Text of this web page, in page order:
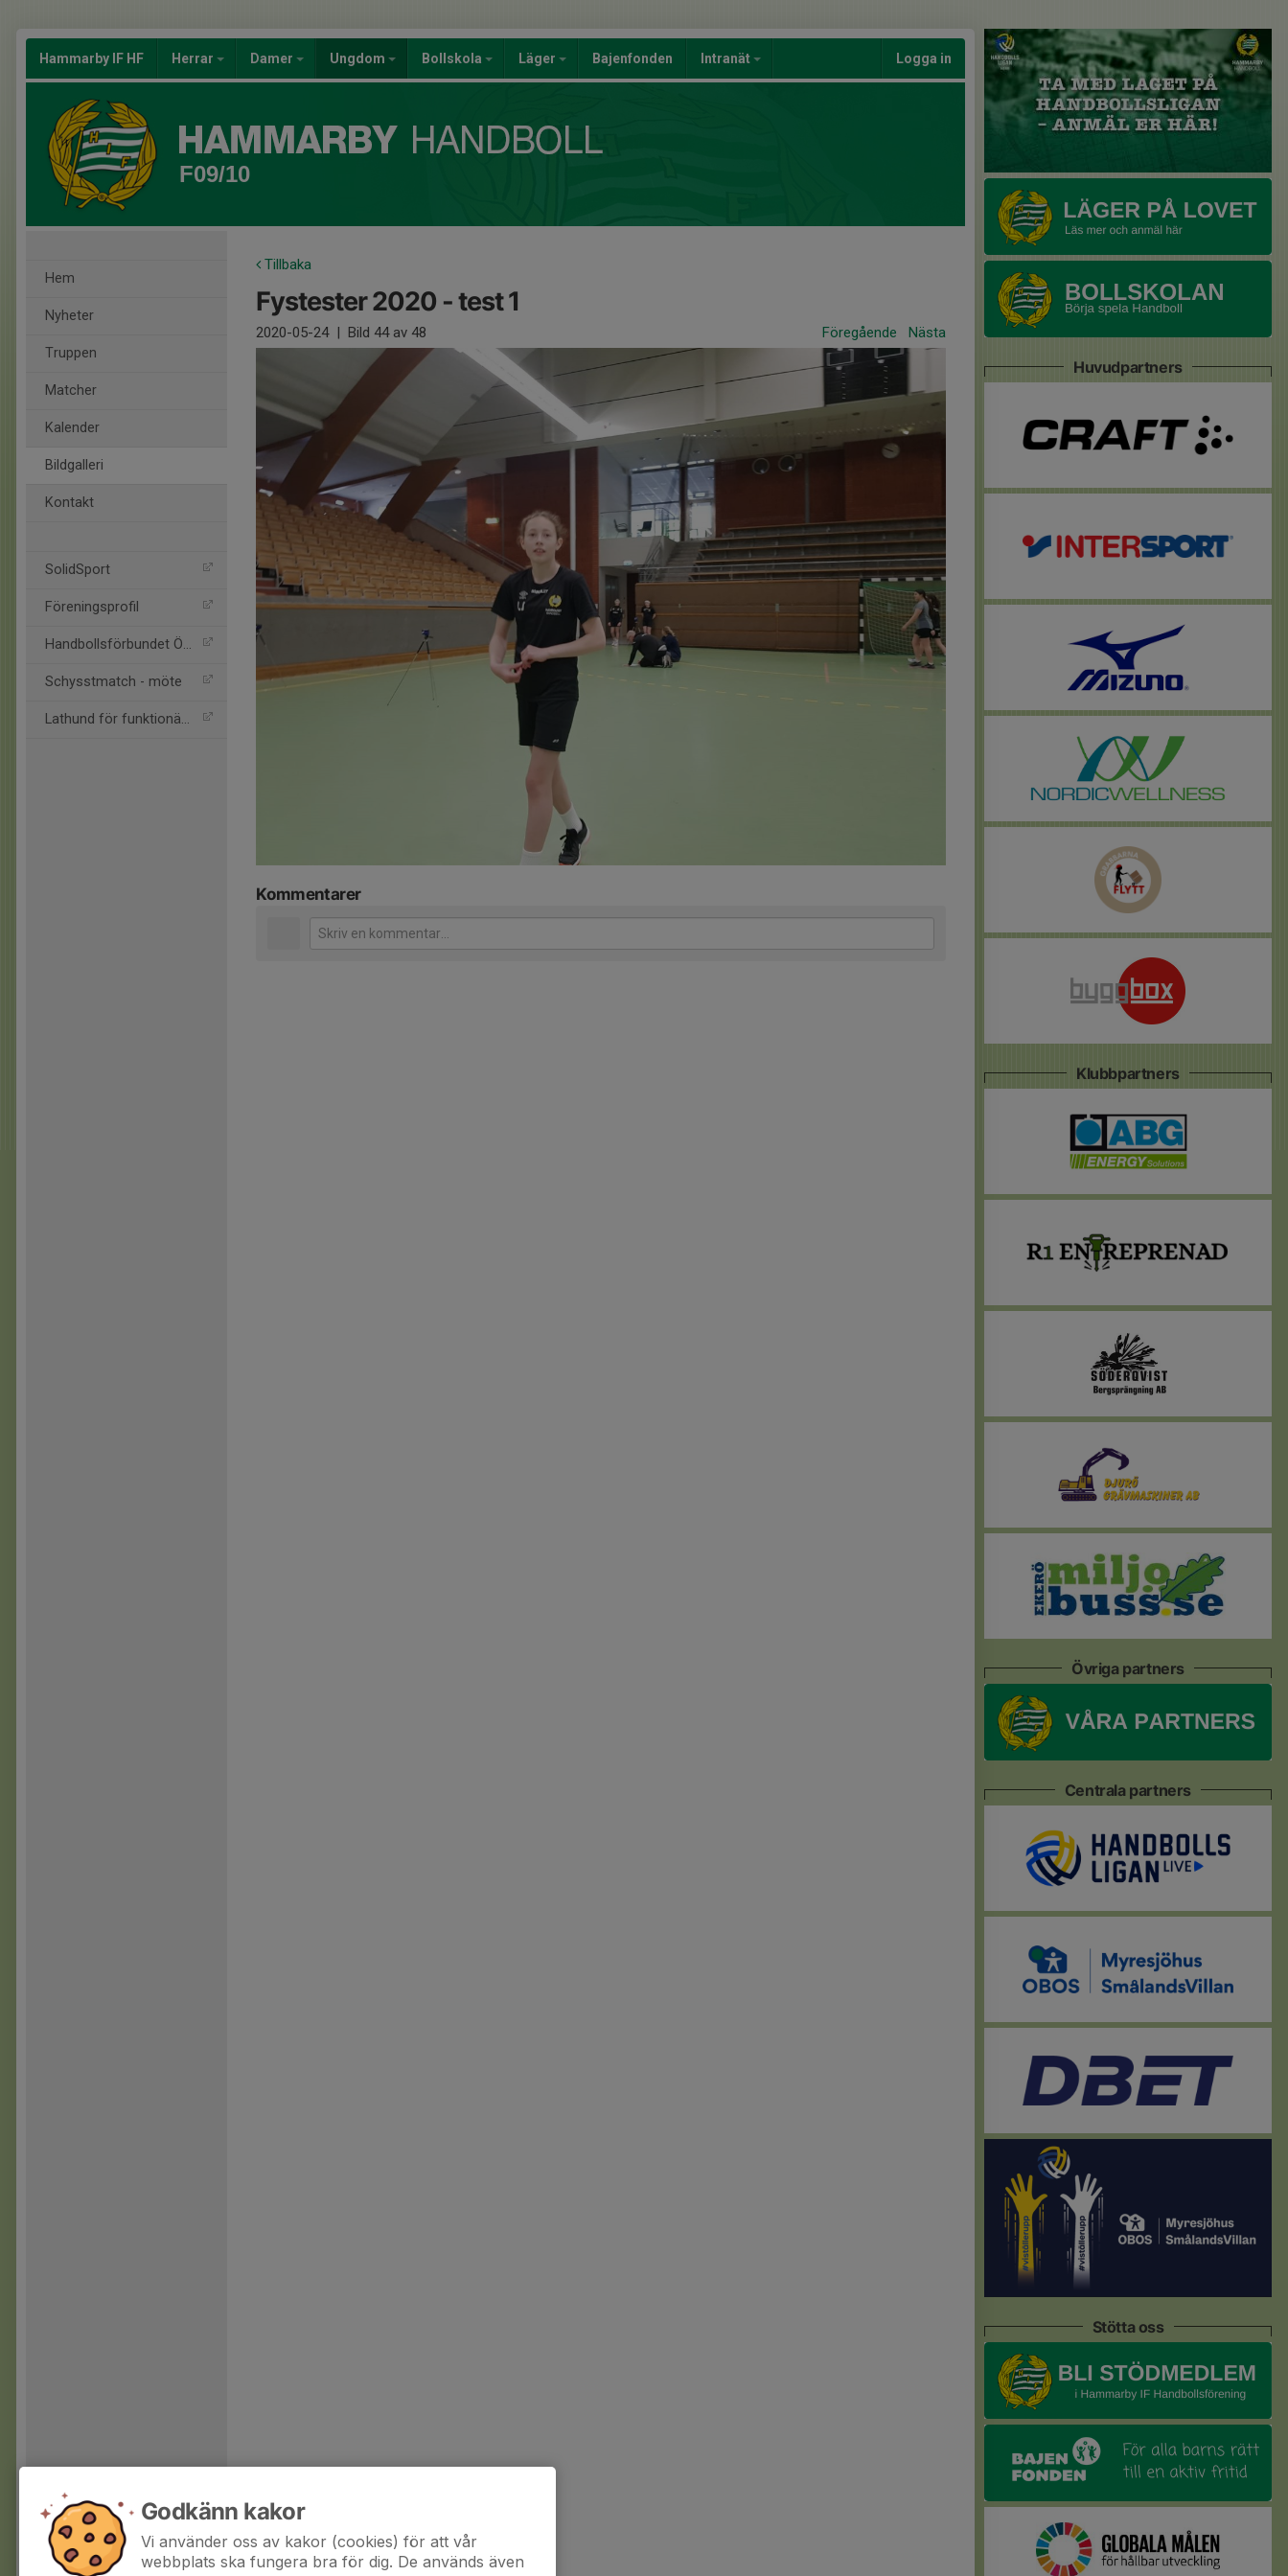
Hammarby IF HF Herrar Damer Ungdom Bollskola Läger Bajenfonden Intranät Logga in
F09/10
Hem
Nyheter
Truppen
Matcher
Kalender
Bildgalleri
Kontakt
SolidSport
Föreningsprofil
Handbollsförbundet Öst
Schysstmatch - möte
Lathund för funktionärer
Tillbaka
Fystester 2020 - test 1
2020-05-24 | Bild 44av 48 Föregående Nästa
Kommentarer
Huvudpartners
Klubbpartners
Övriga partners
Centrala partners
Stötta oss
Godkänn kakor
Vi använder oss av kakor (cookies) för att vår
webbplats ska fungera bra för dig. De används även